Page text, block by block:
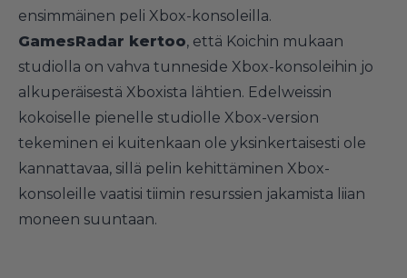
ensimmäinen peli Xbox-konsoleilla.
GamesRadar kertoo, että Koichin mukaan
studiolla on vahva tunneside Xbox-konsoleihin jo
alkuperäisestä Xboxista lähtien. Edelweissin
kokoiselle pienelle studiolle Xbox-version
tekeminen ei kuitenkaan ole yksinkertaisesti ole
kannattavaa, sillä pelin kehittäminen Xbox-
konsoleille vaatisi tiimin resurssien jakamista liian
moneen suuntaan.